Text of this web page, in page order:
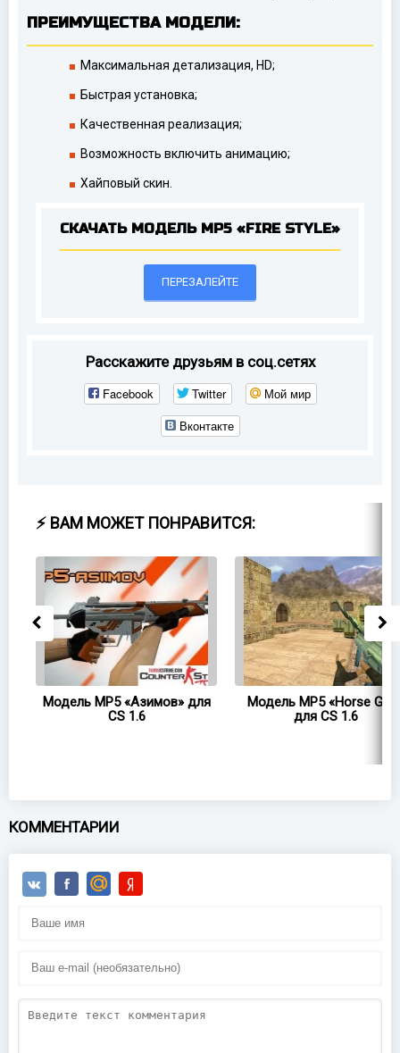
ПРЕИМУЩЕСТВА МОДЕЛИ:
Максимальная детализация, HD;
Быстрая установка;
Качественная реализация;
Возможность включить анимацию;
Хайповый скин.
СКАЧАТЬ МОДЕЛЬ MP5 «FIRE STYLE»
ПЕРЕЗАЛЕЙТЕ
Расскажите друзьям в соц.сетях
Facebook Twitter
Мой мир
Вконтакте
⚡ ВАМ МОЖЕТ ПОНРАВИТСЯ:
Модель MP5 «Азимов» для
CS 1.6
Модель MP5 «Horse
для CS 1.6
КОММЕНТАРИИ